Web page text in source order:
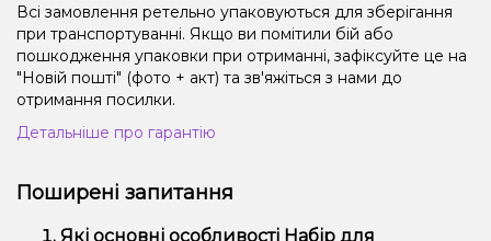
Всі замовлення ретельно упаковуються для зберігання
при транспортуванні. Якщо ви помітили бій або
пошкодження упаковки при отриманні, зафіксуйте це на
"Новій пошті" (фото + акт) та зв'яжіться з нами до
отримання посилки.
Детальніше про гарантію
Поширені запитання
Які основні особливості Набір для